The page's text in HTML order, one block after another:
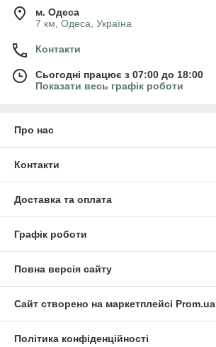
м. Одеса
7 км, Одеса, Україна
Контакти
Сьогодні працює з 07:00 до 18:00
Показати весь графік роботи
Про нас
Контакти
Доставка та оплата
Графік роботи
Повна версія сайту
Сайт створено на маркетплейсі Prom.ua
Політика конфіденційності